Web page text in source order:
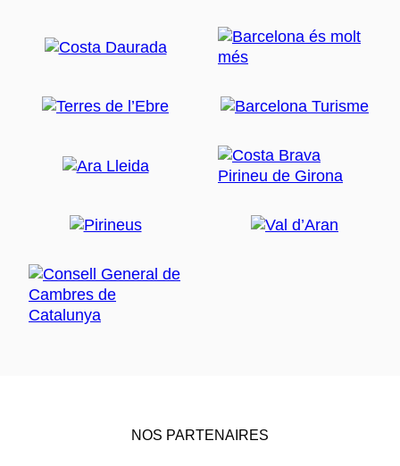
NOS PARTENAIRES